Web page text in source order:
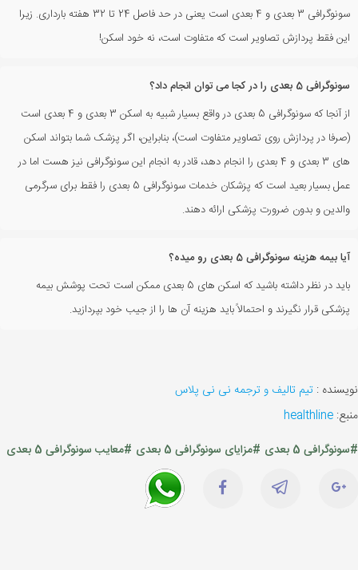
سونوگرافی 3 بعدی و 4 بعدی است یعنی در حد فاصل 24 تا 32 هفته بارداری. زیرا
این فقط پردازش تصاویر است که متفاوت است، نه خود اسکن!
سونوگرافی 5 بعدی را در کجا می توان انجام داد؟
از آنجا که سونوگرافی 5 بعدی در واقع بسیار شبیه به اسکن 3 بعدی و 4 بعدی است
(صرفا در پردازش روی تصاویر متفاوت است)، بنابراین، اگر پزشک شما بتواند اسکن
های 3 بعدی و 4 بعدی را انجام دهد، قادر به انجام این سونوگرافی نیز هست اما در
عمل بسیار بعید است که پزشکان خدمات سونوگرافی 5 بعدی را فقط برای سرگرمی
والدین و بدون ضرورت پزشکی ارائه دهند.
آیا بیمه هزینه سونوگرافی 5 بعدی رو میده؟
باید در نظر داشته باشید که اسکن های 5 بعدی ممکن است تحت پوشش بیمه
پزشکی قرار نگیرند و احتمالاً باید هزینه آن ها را از جیب خود بپردازید.
نویسنده : تیم تالیف و ترجمه نی نی پلاس
منبع: healthline
#سونوگرافی 5 بعدی
#مزایای سونوگرافی 5 بعدی #معایب سونوگرافی 5 بعدی